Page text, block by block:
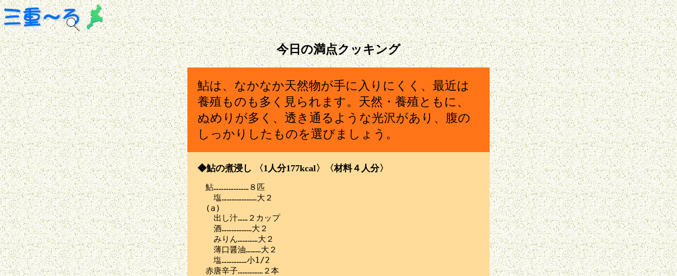
今日の満点クッキング
鮎は、なかなか天然物が手に入りにくく、最近は
養殖ものも多く見られます。天然・養殖ともに、
ぬめりが多く、透き通るような光沢があり、腹の
しっかりしたものを選びましょう。
◆鮎の煮浸し 〈1人分177kcal〉〈材料４人分〉
鮎…………………８匹
塩…………………大２
(a)
出し汁……２カップ
酒………………大２
みりん…………大２
薄口醤油………大２
塩……………小1/2
赤唐辛子……………２本